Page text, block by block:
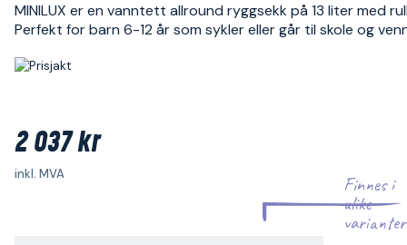
MINILUX er en vanntett allround ryggsekk på 13 liter med
Perfekt for barn 6-12 år som sykler eller går til skole og
2 037 kr
inkl. MVA
Finnes i
ulike
varianter